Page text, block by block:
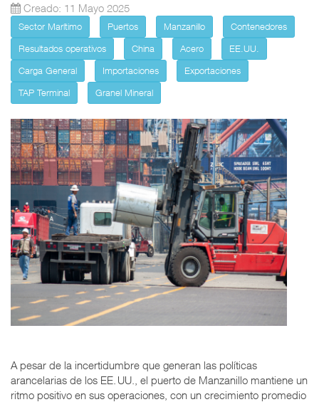
Creado: 11 Mayo 2025
Sector Marítimo Puertos Manzanillo
Contenedores
Resultados operativos
China Acero
EE.UU.
Carga General
Importaciones
Exportaciones
TAP Terminal
Granel Mineral
A pesar de la incertidumbre que generan las políticas
arancelarias de los EE. UU., el puerto de Manzanillo mantiene un
ritmo positivo en sus operaciones, con un crecimiento promedio